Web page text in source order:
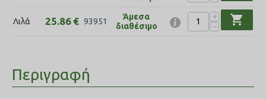
Λιλά 25.86 € 93951
Άμεσα
διαθέσιμο
+
−
shopping_cart
Περιγραφή